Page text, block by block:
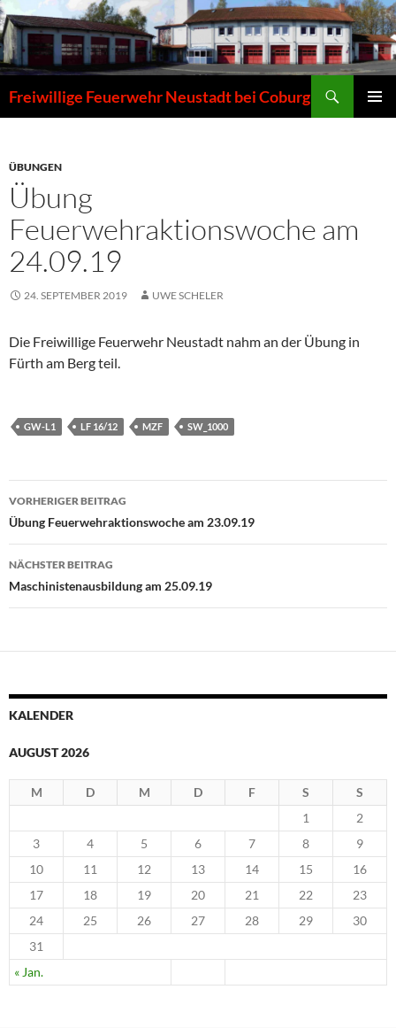
Zum
Inhalt
springen
Freiwillige Feuerwehr Neustadt bei Coburg
ÜBUNGEN
Übung
Feuerwehraktionswoche am
24.09.19
24. SEPTEMBER 2019 UWE SCHELER
Die Freiwillige Feuerwehr Neustadt nahm an der Übung in
Fürth am Berg teil.
GW-L1 LF 16/12 MZF SW_1000
Beitragsnavigation
VORHERIGER BEITRAG
Übung Feuerwehraktionswoche am 23.09.19
NÄCHSTER BEITRAG
Maschinistenausbildung am 25.09.19
KALENDER
AUGUST 2026
M D M D F S S
« Jan.
1
2
3
4 5 6 7 8
9
10
11 12 13 14 15
16
17
18 19 20 21 22
23
24
25 26 27 28 29
30
31